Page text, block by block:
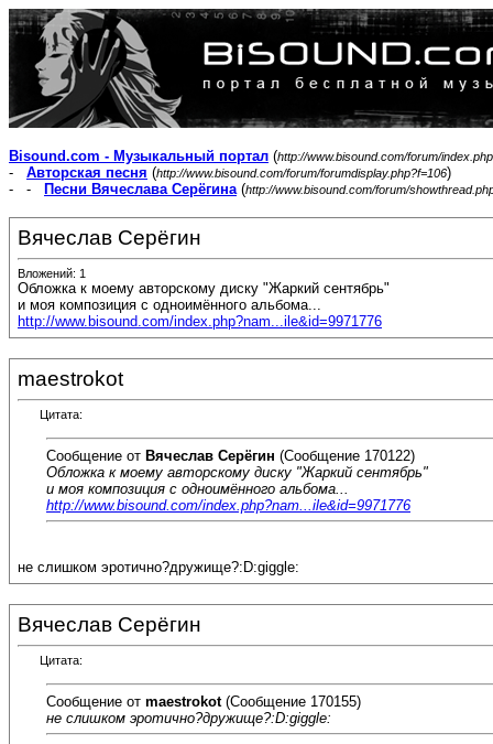
Bisound.com - Музыкальный портал (http://www.bisound.com/forum/index.php
- Авторская песня (http://www.bisound.com/forum/forumdisplay.php?f=106)
- -
Песни Вячеслава Серёгина(http://www.bisound.com/forum/
Вячеслав Серёгин
Вложений: 1
Обложка к моему авторскому диску "Жаркий сентябрь"
и моя композиция с одноимённого альбома...
http://www.bisound.com/index.php?nam...ile&id=9971776
maestrokot
Цитата:
Сообщение от Вячеслав Серёгин (Сообщение 170122)
Обложка к моему авторскому диску "Жаркий сентябрь"
и моя композиция с одноимённого альбома...
http://www.bisound.com/index.php?nam...ile&id=9971776
не слишком эротично?дружище?:D:giggle:
Вячеслав Серёгин
Цитата:
Сообщение от maestrokot(Сообщение 170155)
не слишком эротично?дружище?:D:giggle: